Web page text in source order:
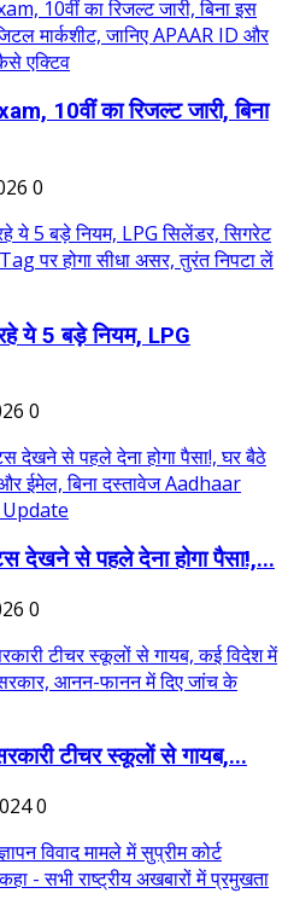
10वीं का रिजल्ट जारी, बिना
0
ये 5 बड़े नियम, LPG
0
देखने से पहले देना होगा पैसा!,...
0
टीचर स्कूलों से गायब,...
0